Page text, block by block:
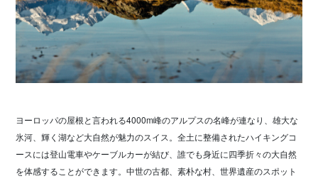
ヨーロッパの屋根と言われる4000m峰のアルプスの名峰が連なり、雄大な
氷河、輝く湖など大自然が魅力のスイス。全土に整備されたハイキングコ
ースには登山電車やケーブルカーが結び、誰でも身近に四季折々の大自然
を体感することができます。中世の古都、素朴な村、世界遺産のスポット